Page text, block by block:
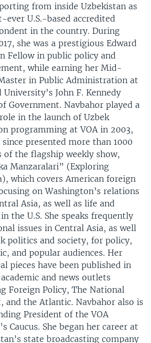
from inside Uzbekistan as
U.S.-based accredited
in the country. During
she was a prestigious Edward
Fellow in public policy and
while earning her Mid-
in Public Administration at
University’s John F. Kennedy
Government. Navbahor played a
in the launch of Uzbek
programming at VOA in 2003,
since presented more than 1000
of the flagship weekly show,
Manzaralari” (Exploring
which covers American foreign
on Washington’s relations
Asia, as well as life and
the U.S. She speaks frequently
issues in Central Asia, as well
politics and society, for policy,
and popular audiences. Her
pieces have been published in
and news outlets
Foreign Policy, The National
and the Atlantic. Navbahor also is
President of the VOA
Caucus. She began her career at
state broadcasting company